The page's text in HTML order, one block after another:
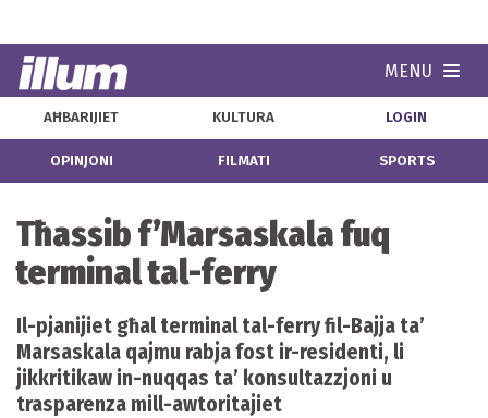
MENU
AĦBARIJIET KULTURA LOGIN
OPINJONI FILMATI SPORTS
Tħassib f’Marsaskala fuq
terminal tal-ferry
Il-pjanijiet għal terminal tal-ferry fil-Bajja ta’
Marsaskala qajmu rabja fost ir-residenti, li
jikkritikaw in-nuqqas ta’ konsultazzjoni u
trasparenza mill-awtoritajiet